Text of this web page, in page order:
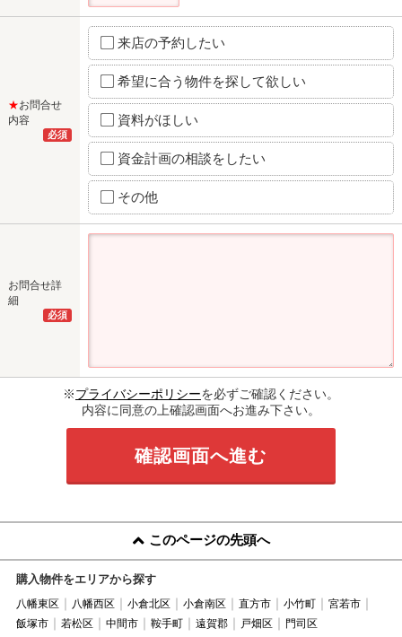
★お問合せ
内容
必須
来店の予約したい
希望に合う物件を探して欲しい
資料がほしい
資金計画の相談をしたい
その他
お問合せ詳
細
必須
※プライバシーポリシーを必ずご確認ください。
内容に同意の上確認画面へお進み下さい。
このページの先頭へ
購入物件をエリアから探す
八幡東区 八幡西区 小倉北区 小倉南区 直方市 小竹町
宮若市
飯塚市
若松区 中間市 鞍手町 遠賀郡 戸畑区 門司区